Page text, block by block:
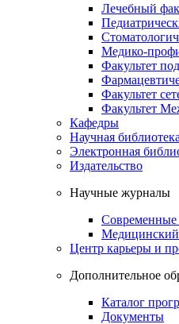
Лечебный
Медико-
Факультет
Факультет
Факультет
Кафедры
Научная библиотека
Электронная
Издательство
Научные журналы
Современные
Медицинский
Центр карьеры и
Дополнительное
Каталог
Документы